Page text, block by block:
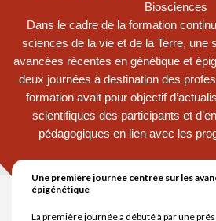
Biosciences
Dans le cadre de la formation
sciences de la vie et de la Terre, une
avancées récentes en génétique et
deux journées à destination des
formation avait pour objectif
scientifiques des participants et
pédagogiques en lien avec les
Une première journée centrée sur les
épigénétique
La première journée a débuté à par une